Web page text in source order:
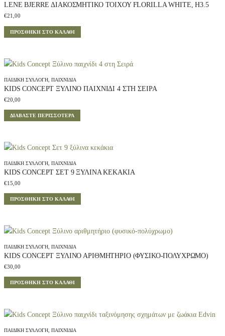
LENE BJERRE ΔΙΑΚΟΣΜΗΤΙΚΌ ΤΟΊΧΟΥ FLORILLA WHITE, H3.5
€21,00
ΠΡΟΣΘΉΚΗ ΣΤΟ ΚΑΛΆΘΙ
ΠΑΙΔΙΚΉ ΣΥΛΛΟΓΉ ΠΑΙΧΝΊΔΙΑ
KIDS CONCEPT ΞΎΛΙΝΟ ΠΑΙΧΝΊΔΙ 4 ΣΤΗ ΣΕΙΡΆ
€20,00
ΔΙΑΒΆΣΤΕ ΠΕΡΙΣΣΌΤΕΡΑ
ΠΑΙΔΙΚΉ ΣΥΛΛΟΓΉ ΠΑΙΧΝΊΔΙΑ
KIDS CONCEPT ΣΕΤ 9 ΞΎΛΙΝΑ ΚΕΚΆΚΙΑ
€15,00
ΠΡΟΣΘΉΚΗ ΣΤΟ ΚΑΛΆΘΙ
ΠΑΙΔΙΚΉ ΣΥΛΛΟΓΉ ΠΑΙΧΝΊΔΙΑ
KIDS CONCEPT ΞΎΛΙΝΟ ΑΡΙΘΜΗΤΉΡΙΟ (ΦΥΣΙΚΌ-ΠΟΛΎΧΡΩΜΟ)
€30,00
ΠΡΟΣΘΉΚΗ ΣΤΟ ΚΑΛΆΘΙ
ΠΑΙΔΙΚΉ ΣΥΛΛΟΓΉ ΠΑΙΧΝΊΔΙΑ